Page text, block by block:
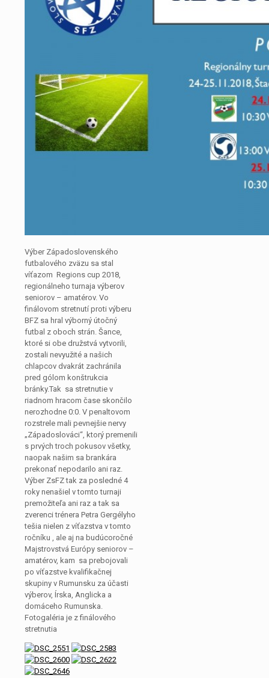
Výber Západoslovenského
futbalového zväzu sa stal
víťazom Regions cup 2018,
regionálneho turnaja výberov
seniorov – amatérov. Vo
finálovom stretnutí proti výberu
BFZ sa hral výborný útočný
futbal z oboch strán. Šance,
ktoré si obe družstvá vytvorili,
zostali nevyužité a našich
chlapcov dvakrát zachránila
pred gólom konštrukcia
bránky.Tak sa stretnutie v
riadnom hracom čase skončilo
nerozhodne 0:0. V penaltovom
rozstrele mali pevnejšie nervy
„Západoslováci“, ktorý premenili
s prvých troch pokusov všetky,
naopak našim sa brankára
prekonať nepodarilo ani raz.
Výber ZsFZ tak za posledné 4
roky nenašiel v tomto turnaji
premožiteľa ani raz a tak sa
zverenci trénera Petra Gergélyho
tešia nielen z víťazstva v tomto
ročníku , ale aj na budúcoročné
Majstrovstvá Európy seniorov –
amatérov, kam sa prebojovali
po víťazstve kvalifikačnej
skupiny v Rumunsku za účasti
výberov, Írska, Anglicka a
domáceho Rumunska.
Fotogaléria je z finálového
stretnutia